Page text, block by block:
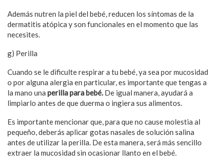
Además nutren la piel del bebé, reducen los síntomas de la
dermatitis atópica y son funcionales en el momento que las
necesites.
g) Perilla
Cuando se le dificulte respirar a tu bebé, ya sea por mucosidad
o por alguna alergia en particular, es importante que tengas a
la mano una perilla para bebé. De igual manera, ayudará a
limpiarlo antes de que duerma o ingiera sus alimentos.
Es importante mencionar que, para que no cause molestia al
pequeño, deberás aplicar gotas nasales de solución salina
antes de utilizar la perilla. De esta manera, será más sencillo
extraer la mucosidad sin ocasionar llanto en el bebé.